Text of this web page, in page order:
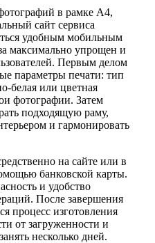
в рамке А4,
сайт сервиса
удобным мобильным
максимально упрощен и
Первым делом
параметры печати: тип
белая или цветная
фотографии. Затем
подходящую раму,
и гармонировать
на сайте или в
банковской карты.
и удобство
После завершения
процесс изготовления
от загруженности и
несколько дней.